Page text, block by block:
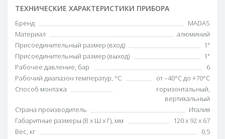
ТЕХНИЧЕСКИЕ ХАРАКТЕРИСТИКИ ПРИБОРА
Бренд
MADAS
Материал
алюминий
Присоединительный размер (вход)
1"
Присоединительный размер (выход)
1"
Рабочее давление, бар
6
Рабочий диапазон температур, °С
от –40°С до +70°С
Способ монтажа
горизонтальный,
вертикальный
Страна производитель
Италия
Габаритные размеры (В х Ш х Г), мм
120 х 92 х 67
Вес, кг
0,5